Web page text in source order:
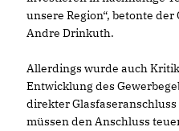
unsere Region“, betonte
Andre Drinkuth.
Allerdings wurde auch
Entwicklung des
direkter
müssen den Anschluss